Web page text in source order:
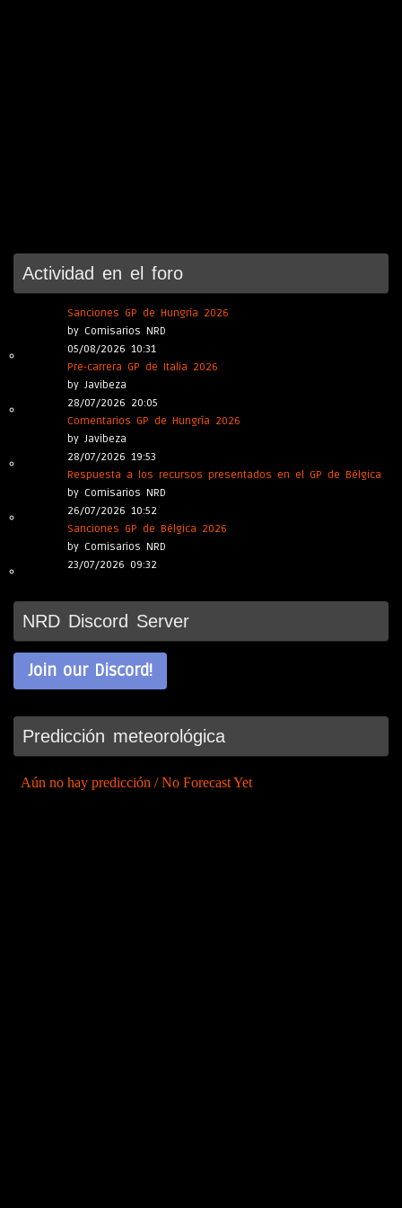
Actividad en el foro
Sanciones GP de Hungría 2026
by Comisarios NRD
05/08/2026 10:31
Pre-carrera GP de Italia 2026
by Javibeza
28/07/2026 20:05
Comentarios GP de Hungría 2026
by Javibeza
28/07/2026 19:53
Respuesta a los recursos presentados en el GP de Bélgica
by Comisarios NRD
26/07/2026 10:52
Sanciones GP de Bélgica 2026
by Comisarios NRD
23/07/2026 09:32
NRD Discord Server
Join our Discord!
Predicción meteorológica